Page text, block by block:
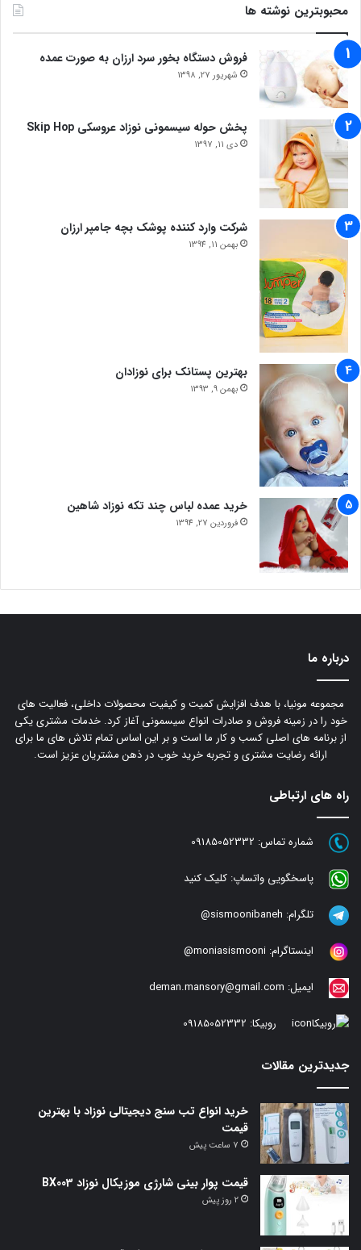
محبوبترین نوشته ها
فروش دستگاه بخور سرد ارزان به صورت عمده
شهریور 27, 1398
پخش حوله سیسمونی نوزاد عروسکی Skip Hop
دی 11, 1397
شرکت وارد کننده پوشک بچه جامپر ارزان
بهمن 11, 1394
بهترین پستانک برای نوزادان
بهمن 9, 1393
خرید عمده لباس چند تکه نوزاد شاهین
فروردین 27, 1394
درباره ما
مجموعه مونیا، با هدف افزایش کمیت و کیفیت محصولات داخلی، فعالیت های
خود را در زمینه فروش و صادرات انواع سیسمونی آغاز کرد. خدمات مشتری یکی
از برنامه های اصلی کسب و کار ما است و بر این اساس تمام تلاش های ما برای
ارائه رضایت مشتری و تجربه خرید خوب در ذهن مشتریان عزیز است.
راه های ارتباطی
شماره تماس: 09185052332
پاسخگویی واتساپ: کلیک کنید
تلگرام: sismoonibaneh@
اینستاگرام: moniasismooni@
ایمیل: deman.mansory@gmail.com
روبیکا: 09185052332
جدیدترین مقالات
خرید انواع تب سنج دیجیتالی نوزاد با بهترین
قیمت
7 ساعت پیش
قیمت پوار بینی شارژی موزیکال نوزاد BX003
2 روز پیش